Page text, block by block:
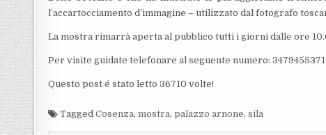
l’accartocciamento d’immagine – utilizzato dal fotografo
La mostra rimarrà aperta al pubblico tutti i giorni dalle ore
Per visite guidate telefonare al seguente numero: 3479455371
Questo post é stato letto 36710 volte!
TaggedCosenza, mostra,palazzo arnone,sila